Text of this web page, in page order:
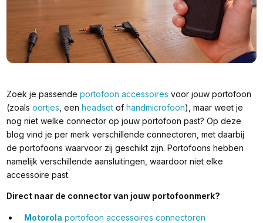
Zoek je passende portofoon accessoires voor jouw portofoon
(zoals oortjes , een headsetof handmicrofoon), maar weet je
nog niet welke connector op jouw portofoon past? Op deze
blog vind je per merk verschillende connectoren, met daarbij
de portofoons waarvoor zij geschikt zijn. Portofoons hebben
namelijk verschillende aansluitingen, waardoor niet elke
accessoire past.
Direct naar de connector van jouw portofoonmerk?
Motorola portofoon accessoires connectoren